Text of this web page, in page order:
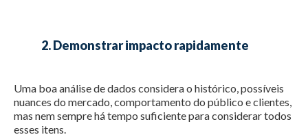
2. Demonstrar impacto rapidamente
Uma boa análise de dados considera o histórico, possíveis
nuances do mercado, comportamento do público e clientes,
mas nem sempre há tempo suficiente para considerar todos
esses itens.